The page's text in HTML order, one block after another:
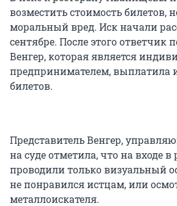
возместить стоимость билетов,
моральный вред. Иск начали
сентябре. После этого ответчик
Венгер, которая является
предпринимателем, выплатила
билетов.
Представитель Венгер,
на суде отметила, что на входе в
проводили только визуальный
не понравился истцам, или
металлоискателя.